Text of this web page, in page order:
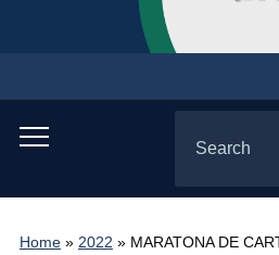
Toggle
menu
for:
Home» 2022 » MARATONA DE